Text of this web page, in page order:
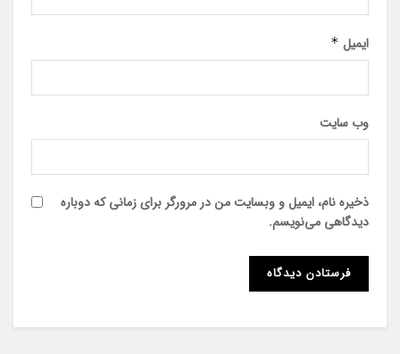
ایمیل *
وب‌ سایت
ذخیره نام، ایمیل و وبسایت من در مرورگر برای زمانی که دوباره
دیدگاهی می‌نویسم.